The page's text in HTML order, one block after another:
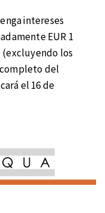
intereses
EUR 1
los
del
el 16 de